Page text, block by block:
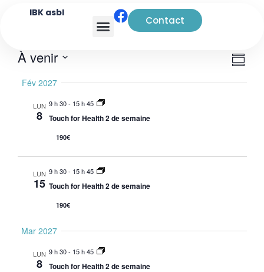
IBK asbl
Contact
par
de
À venir
la
date
Fév 2027
LUN
8
9 h 30- 15 h 45
Touch for Health 2 de semaine
190€
LUN
15
9 h 30- 15 h 45
Touch for Health 2 de semaine
190€
Mar 2027
LUN
8
9 h 30- 15 h 45
Touch for Health 2 de semaine